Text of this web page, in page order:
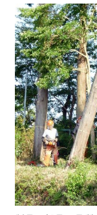
の
た
め
の
工
具
と
治
具
活
用
の
最
前